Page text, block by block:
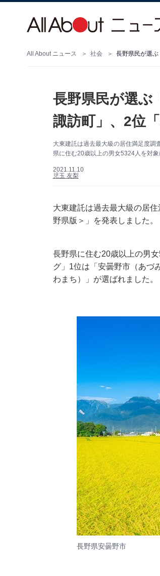
All About ニュース 社会 長野県民が選
長野県民が選ぶ
諏訪町」、2位
大東建託は過去最大級の居住満足度調
県に住む20歳以上の男女5324人を対
2021.11.10
児玉 友梨
大東建託は過去最大級の居
野県版＞」を発表しました。
長野県に住む20歳以上の男
グ」1位は「安曇野市（あづ
わまち）」が選ばれました。
長野県安曇野市